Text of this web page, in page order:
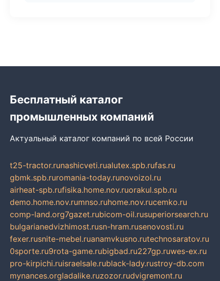
Бесплатный каталог
промышленных компаний
Актуальный каталог компаний по всей России
t25-tractor.runashicveti.rualutex.spb.rufas.ru
gbmk.spb.ruromania-today.runovoizol.ru
airheat-spb.rufisika.home.nov.ruorakul.spb.ru
demo.home.nov.rumnso.ruhome.nov.rucemko.ru
comp-land.org7gazet.rubicom-oil.rusuperiorsearch.ru
bulgarianedvizhimost.rusn-hram.rusenovosti.ru
fexer.rusnite-mebel.ruanamvkusno.rutechnosaratov.ru
0sporte.ru9rota-game.rubigbad.ru227gp.ruwes-ex.ru
pro-kirpichi.ruisraelsale.rublack-lady.rustroy-db.com
mynances.orgladalike.ruzozor.rudvigremont.ru